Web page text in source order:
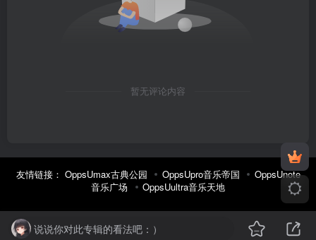
暂无评论内容
友情链接： OppsUmax古典公园 OppsUpro音乐帝国
OppsUnote
音乐广场
OppsUultra音乐天地
说说你对此专辑的看法吧：）